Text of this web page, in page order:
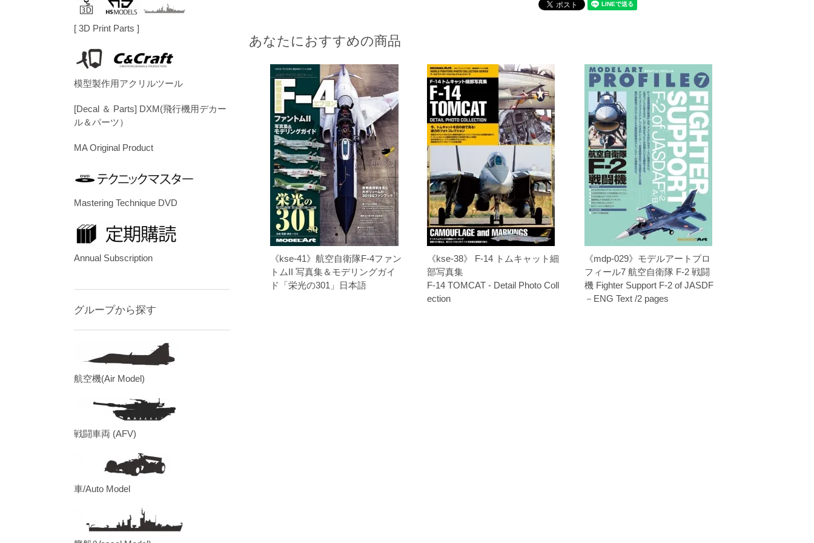
あなたにおすすめの商品
《kse-41》航空自衛隊F-4ファン
トムII 写真集＆モデリングガイ
ド「栄光の301」日本語
《kse-38》 F-14 トムキャット細
部写真集
F-14 TOMCAT - Detail Photo Coll
ection
《mdp-029》モデルアートプロ
フィール7 航空自衛隊 F-2 戦闘
機 Fighter Support F-2 of JASDF
－ENG Text /2 pages
[ 3D Print Parts ]
模型製作用アクリルツール
[Decal ＆ Parts] DXM(飛行機用デカー
ル＆パーツ）
MA Original Product
Mastering Technique DVD
Annual Subscription
グループから探す
航空機(Air Model)
戦闘車両 (AFV)
車/Auto Model